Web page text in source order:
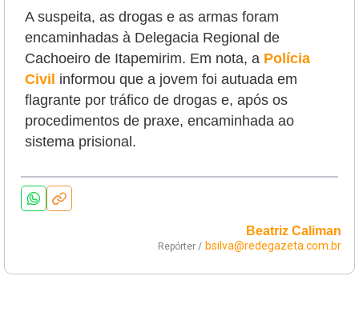
A suspeita, as drogas e as armas foram
encaminhadas à Delegacia Regional de
Cachoeiro de Itapemirim. Em nota, a Polícia
Civil informou que a jovem foi autuada em
flagrante por tráfico de drogas e, após os
procedimentos de praxe, encaminhada ao
sistema prisional.
Beatriz Caliman
Repórter / bsilva@redegazeta.com.br